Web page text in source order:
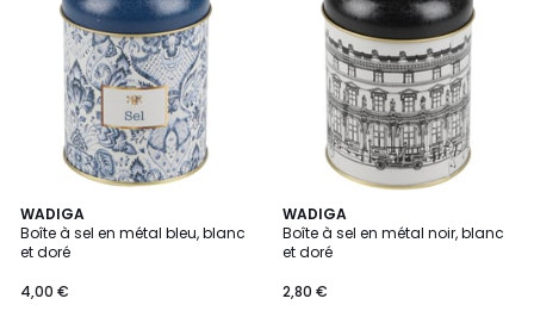
WADIGA
Boîte à sel en métal bleu, blanc
et doré
4,00 €
WADIGA
Boîte à sel en métal noir, blanc
et doré
2,80 €